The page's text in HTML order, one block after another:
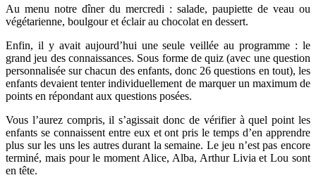
Au menu notre dîner du mercredi : salade, paupiette de veau ou
végétarienne, boulgour et éclair au chocolat en dessert.
Enfin, il y avait aujourd’hui une seule veillée au programme : le
grand jeu des connaissances. Sous forme de quiz (avec une question
personnalisée sur chacun des enfants, donc 26 questions en tout), les
enfants devaient tenter individuellement de marquer un maximum de
points en répondant aux questions posées.
Vous l’aurez compris, il s’agissait donc de vérifier à quel point les
enfants se connaissent entre eux et ont pris le temps d’en apprendre
plus sur les uns les autres durant la semaine. Le jeu n’est pas encore
terminé, mais pour le moment Alice, Alba, Arthur Livia et Lou sont
en tête.